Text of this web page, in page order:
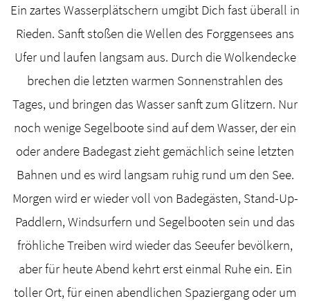
Ein zartes Wasserplätschern umgibt Dich fast überall in
Rieden. Sanft stoßen die Wellen des Forggensees ans
Ufer und laufen langsam aus. Durch die Wolkendecke
brechen die letzten warmen Sonnenstrahlen des
Tages, und bringen das Wasser sanft zum Glitzern. Nur
noch wenige Segelboote sind auf dem Wasser, der ein
oder andere Badegast zieht gemächlich seine letzten
Bahnen und es wird langsam ruhig rund um den See.
Morgen wird er wieder voll von Badegästen, Stand-Up-
Paddlern, Windsurfern und Segelbooten sein und das
fröhliche Treiben wird wieder das Seeufer bevölkern,
aber für heute Abend kehrt erst einmal Ruhe ein. Ein
toller Ort, für einen abendlichen Spaziergang oder um